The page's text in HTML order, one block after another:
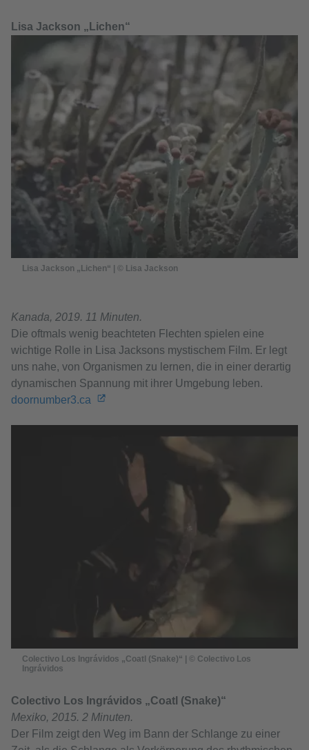
Lisa Jackson „Lichen“
Lisa Jackson „Lichen“ | © Lisa Jackson
Kanada, 2019. 11 Minuten.
Die oftmals wenig beachteten Flechten spielen eine
wichtige Rolle in Lisa Jacksons mystischem Film. Er legt
uns nahe, von Organismen zu lernen, die in einer derartig
dynamischen Spannung mit ihrer Umgebung leben.
doornumber3.ca
Colectivo Los Ingrávidos „Coatl (Snake)“ | © Colectivo Los
Ingrávidos
Colectivo Los Ingrávidos „Coatl (Snake)“
Mexiko, 2015. 2 Minuten.
Der Film zeigt den Weg im Bann der Schlange zu einer